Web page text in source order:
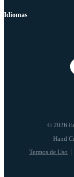
© 2026
Termos de Uso
Idiomas